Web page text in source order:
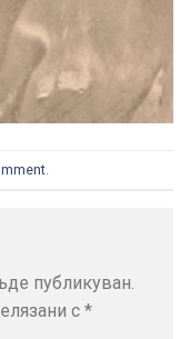
публикуван.
с *